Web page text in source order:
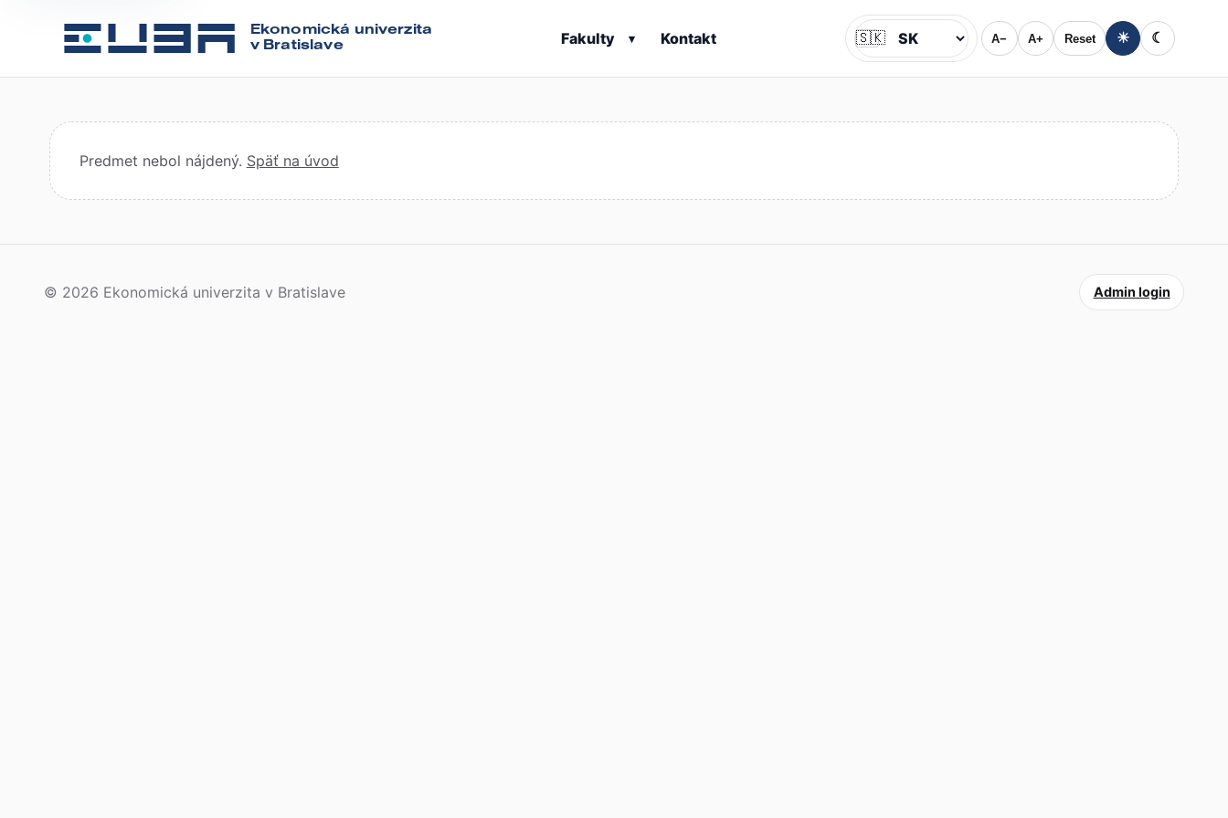
Ekonomická univerzita
v Bratislave
Fakulty ▾ Kontakt Jazyk
🇸🇰 A− A+ Reset ☀ ☾
Predmet nebol nájdený. Späť na úvod
© 2026 Ekonomická univerzita v Bratislave Admin login